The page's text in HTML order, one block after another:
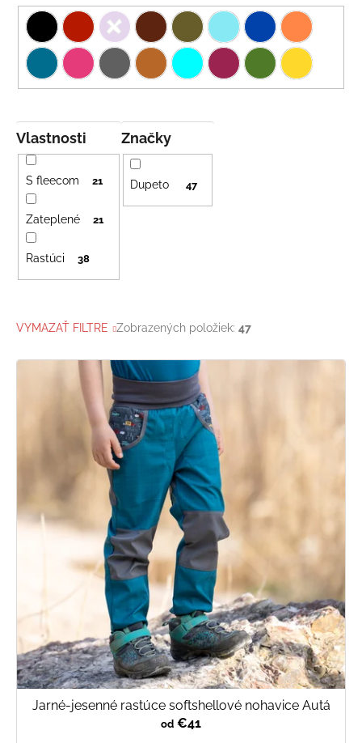
Značky
Dupeto 47
Vlastnosti
S fleecom 21
Zateplené 21
Rastúci 38
VYMAZAŤ FILTRE Zobrazených položiek: 47
V
s
o
o
v
Jarné-jesenné rastúce softshellové nohavice Autá
od €41